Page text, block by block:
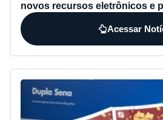
novos recursos eletrônicos e
Acessar